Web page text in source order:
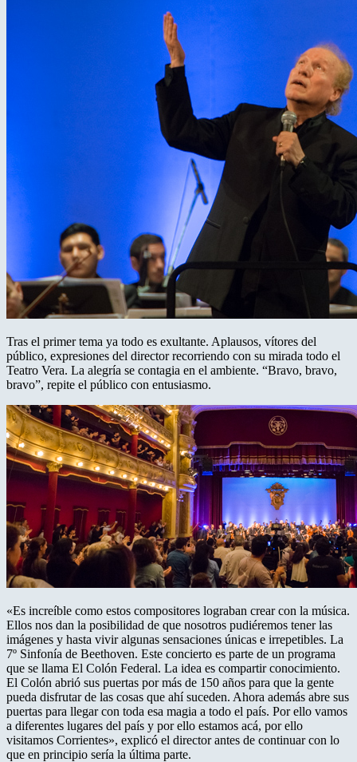
Tras el primer tema ya todo es exultante. Aplausos, vítores del
público, expresiones del director recorriendo con su mirada todo el
Teatro Vera. La alegría se contagia en el ambiente. “Bravo, bravo,
bravo”, repite el público con entusiasmo.
«Es increíble como estos compositores lograban crear con la música.
Ellos nos dan la posibilidad de que nosotros pudiéremos tener las
imágenes y hasta vivir algunas sensaciones únicas e irrepetibles. La
7º Sinfonía de Beethoven. Este concierto es parte de un programa
que se llama El Colón Federal. La idea es compartir conocimiento.
El Colón abrió sus puertas por más de 150 años para que la gente
pueda disfrutar de las cosas que ahí suceden. Ahora además abre sus
puertas para llegar con toda esa magia a todo el país. Por ello vamos
a diferentes lugares del país y por ello estamos acá, por ello
visitamos Corrientes», explicó el director antes de continuar con lo
que en principio sería la última parte.